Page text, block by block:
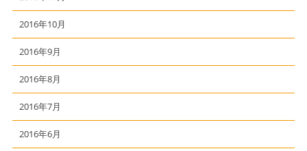
2016年10月
2016年9月
2016年8月
2016年7月
2016年6月